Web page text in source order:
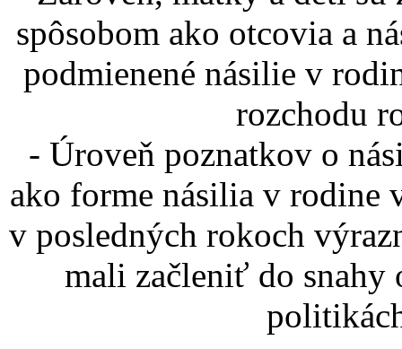
spôsobom ako otcovia a
podmienené násilie v
rozchodu
- Úroveň poznatkov o
ako forme násilia v rodine
v posledných rokoch
mali začleniť do